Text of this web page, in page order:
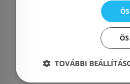
1135
56.
Hétfő
TOVÁBBI